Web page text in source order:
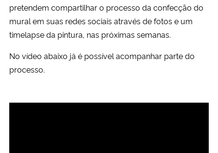
pretendem compartilhar o processo da confecção do
mural em suas redes sociais através de fotos e um
timelapse da pintura, nas próximas semanas.
No vídeo abaixo já é possível acompanhar parte do
processo.